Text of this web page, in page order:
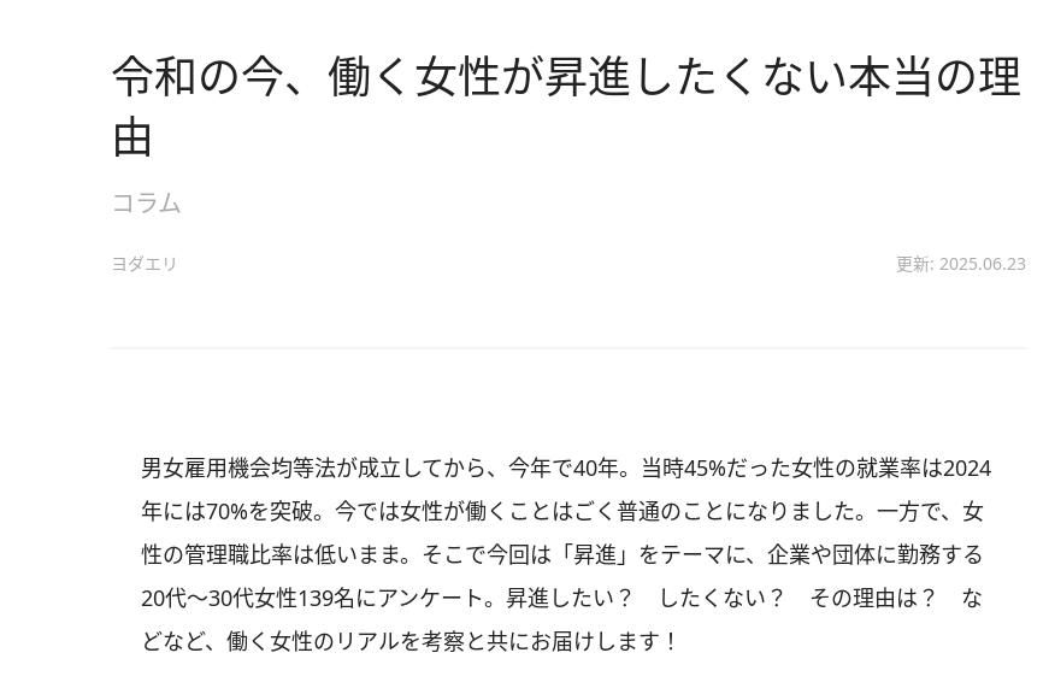
令和の今、働く女性が昇進したくない本当の理
由
コラム
ヨダエリ 更新: 2025.06.23
男女雇用機会均等法が成立してから、今年で40年。当時45%だった女性の就業率は2024
年には70%を突破。今では女性が働くことはごく普通のことになりました。一方で、女
性の管理職比率は低いまま。そこで今回は「昇進」をテーマに、企業や団体に勤務する
20代～30代女性139名にアンケート。昇進したい？ したくない？ その理由は？ な
どなど、働く女性のリアルを考察と共にお届けします！